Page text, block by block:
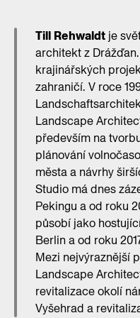
Till Rehwaldt je
architekt z
krajinářských
zahraničí. V roce
Landscape
především na
plánování
města a návrhy
Studio má dnes
Pekingu a od roku
působí jako
Berlin a od roku
Mezi nejvýraznější
Landscape
revitalizace okolí
Vyšehrad a